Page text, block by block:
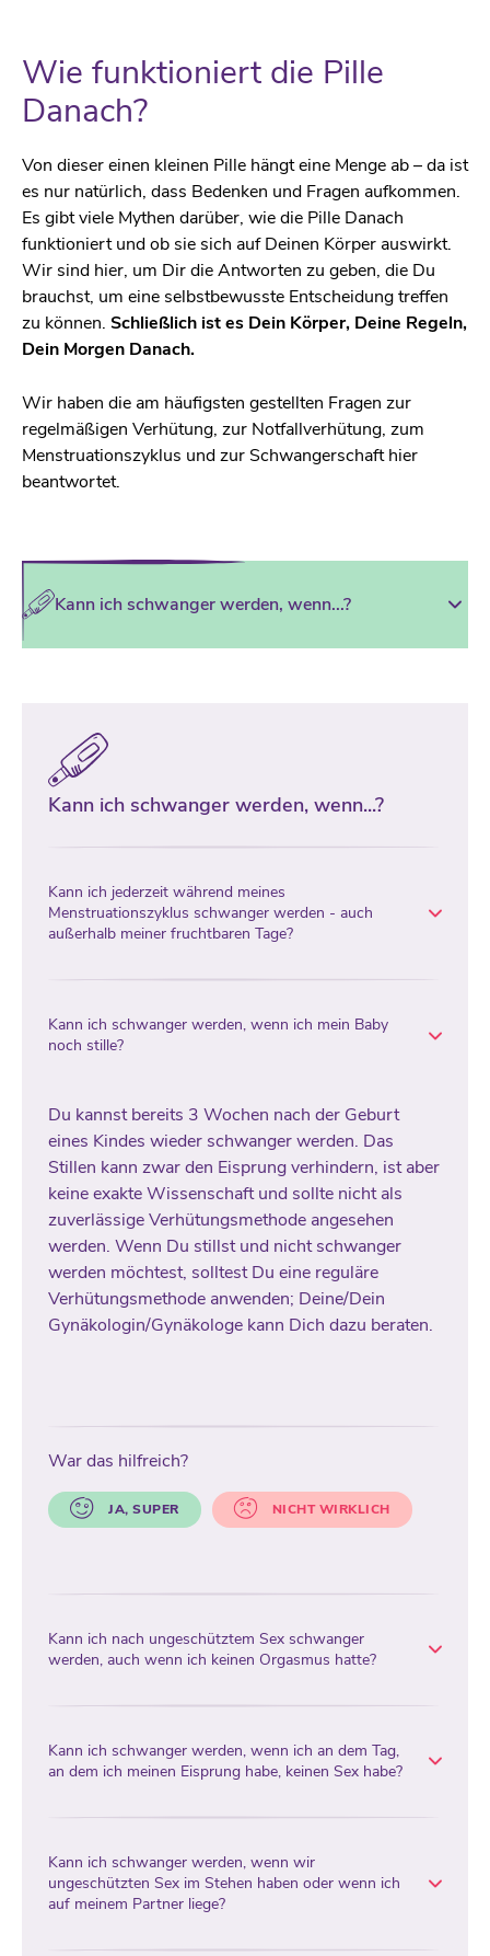
Wie funktioniert die Pille
Danach?
Von dieser einen kleinen Pille hängt eine Menge ab – da ist
es nur natürlich, dass Bedenken und Fragen aufkommen.
Es gibt viele Mythen darüber, wie die Pille Danach
funktioniert und ob sie sich auf Deinen Körper auswirkt.
Wir sind hier, um Dir die Antworten zu geben, die Du
brauchst, um eine selbstbewusste Entscheidung treffen
zu können. Schließlich ist es Dein Körper, Deine Regeln,
Dein Morgen Danach.
Wir haben die am häufigsten gestellten Fragen zur
regelmäßigen Verhütung, zur Notfallverhütung, zum
Menstruationszyklus und zur Schwangerschaft hier
beantwortet.
Kann ich schwanger werden, wenn...?
Kann ich schwanger werden, wenn...?
Kann ich jederzeit während meines
Menstruationszyklus schwanger werden - auch
außerhalb meiner fruchtbaren Tage?
Kann ich schwanger werden, wenn ich mein Baby
noch stille?
Du kannst bereits 3 Wochen nach der Geburt
eines Kindes wieder schwanger werden. Das
Stillen kann zwar den Eisprung verhindern, ist aber
keine exakte Wissenschaft und sollte nicht als
zuverlässige Verhütungsmethode angesehen
werden. Wenn Du stillst und nicht schwanger
werden möchtest, solltest Du eine reguläre
Verhütungsmethode anwenden; Deine/Dein
Gynäkologin/Gynäkologe kann Dich dazu beraten.
War das hilfreich?
JA, SUPER NICHT WIRKLICH
Kann ich nach ungeschütztem Sex schwanger
werden, auch wenn ich keinen Orgasmus hatte?
Kann ich schwanger werden, wenn ich an dem Tag,
an dem ich meinen Eisprung habe, keinen Sex habe?
Kann ich schwanger werden, wenn wir
ungeschützten Sex im Stehen haben oder wenn ich
auf meinem Partner liege?